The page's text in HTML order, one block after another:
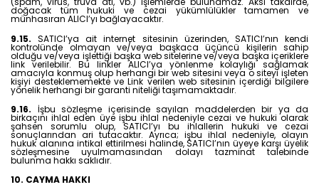
doğacak tüm hukuki ve cezai yükümlülükler tamamen ve
münhasıran ALICI’yı bağlayacaktır.
9.15. SATICI’ya ait internet sitesinin üzerinden, SATICI’nın kendi
kontrolünde olmayan ve/veya başkaca üçüncü kişilerin sahip
olduğu ve/veya işlettiği başka web sitelerine ve/veya başka içeriklere
link verilebilir. Bu linkler ALICI’ya yönlenme kolaylığı sağlamak
amacıyla konmuş olup herhangi bir web sitesini veya o siteyi işleten
kişiyi desteklememekte ve Link verilen web sitesinin içerdiği bilgilere
yönelik herhangi bir garanti niteliği taşımamaktadır.
9.16. İşbu sözleşme içerisinde sayılan maddelerden bir ya da
birkaçını ihlal eden üye işbu ihlal nedeniyle cezai ve hukuki olarak
şahsen sorumlu olup, SATICI’yı bu ihlallerin hukuki ve cezai
sonuçlarından ari tutacaktır. Ayrıca; işbu ihlal nedeniyle, olayın
hukuk alanına intikal ettirilmesi halinde, SATICI’nın üyeye karşı üyelik
sözleşmesine uyulmamasından dolayı tazminat talebinde
bulunma hakkı saklıdır.
10. CAYMA HAKKI